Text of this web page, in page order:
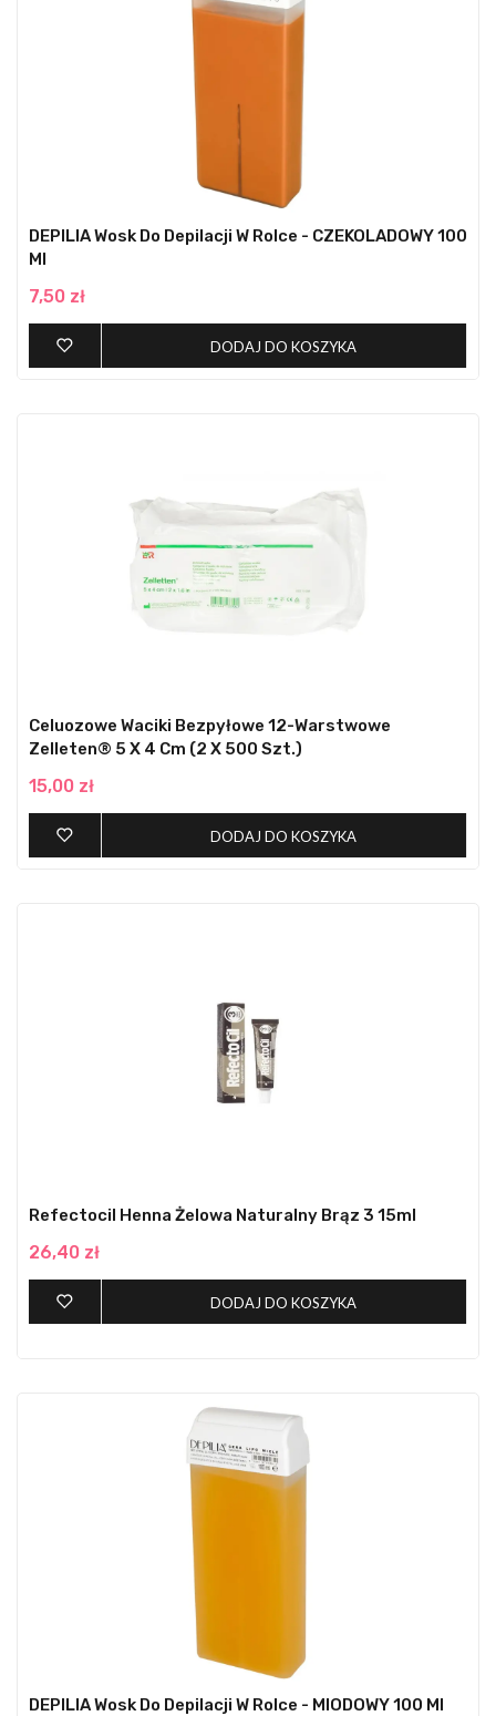
DEPILIA Wosk Do Depilacji W Rolce - CZEKOLADOWY 100
Ml
7,50 zł
DODAJ DO KOSZYKA
Celuozowe Waciki Bezpyłowe 12-Warstwowe
Zelleten® 5 X 4 Cm (2 X 500 Szt.)
15,00 zł
DODAJ DO KOSZYKA
Refectocil Henna Żelowa Naturalny Brąz 3 15ml
26,40 zł
DODAJ DO KOSZYKA
DEPILIA Wosk Do Depilacji W Rolce - MIODOWY 100 Ml